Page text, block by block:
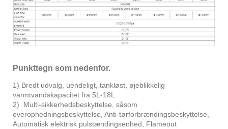
Punkttegn som nedenfor.
1) Bredt udvalg, uendeligt, tankløst, øjeblikkelig
varmtvandskapacitet fra 5L-18L
2) Multi-sikkerhedsbeskyttelse, såsom
overophedningsbeskyttelse, Anti-tørforbrændingsbeskyttelse,
Automatisk elektrisk pulstændingsenhed, Flameout